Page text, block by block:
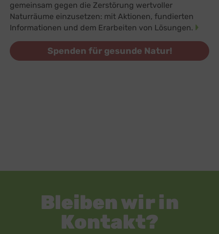
gemeinsam gegen die Zerstörung wertvoller
Naturräume einzusetzen: mit Aktionen, fundierten
Informationen und dem Erarbeiten von Lösungen.
Spenden für gesunde Natur!
Bleiben wir in
Kontakt?